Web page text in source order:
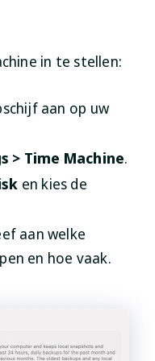
in te stellen:
aan op uw
> Time Machine.
en kies de
aan welke
en hoe vaak.